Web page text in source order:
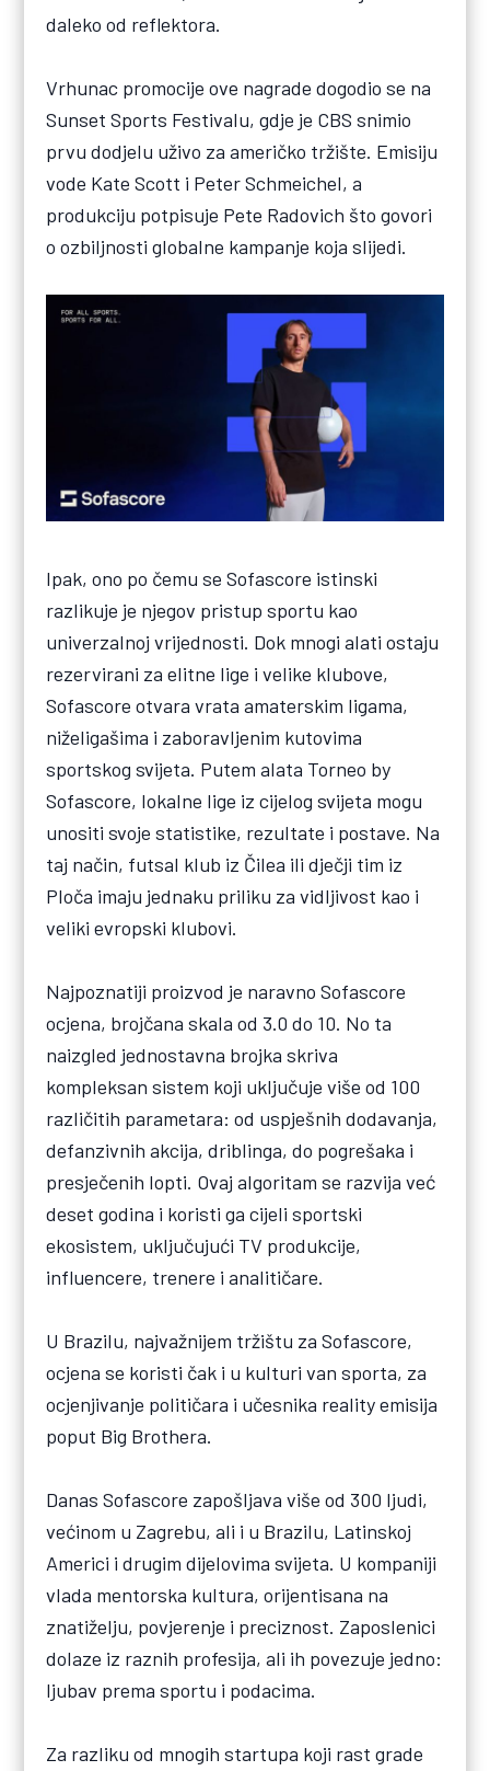
daleko od reflektora.
Vrhunac promocije ove nagrade dogodio se na
Sunset Sports Festivalu, gdje je CBS snimio
prvu dodjelu uživo za američko tržište. Emisiju
vode Kate Scott i Peter Schmeichel, a
produkciju potpisuje Pete Radovich što govori
o ozbiljnosti globalne kampanje koja slijedi.
Ipak, ono po čemu se Sofascore istinski
razlikuje je njegov pristup sportu kao
univerzalnoj vrijednosti. Dok mnogi alati ostaju
rezervirani za elitne lige i velike klubove,
Sofascore otvara vrata amaterskim ligama,
niželigašima i zaboravljenim kutovima
sportskog svijeta. Putem alata Torneo by
Sofascore, lokalne lige iz cijelog svijeta mogu
unositi svoje statistike, rezultate i postave. Na
taj način, futsal klub iz Čilea ili dječji tim iz
Ploča imaju jednaku priliku za vidljivost kao i
veliki evropski klubovi.
Najpoznatiji proizvod je naravno Sofascore
ocjena, brojčana skala od 3.0 do 10. No ta
naizgled jednostavna brojka skriva
kompleksan sistem koji uključuje više od 100
različitih parametara: od uspješnih dodavanja,
defanzivnih akcija, driblinga, do pogrešaka i
presječenih lopti. Ovaj algoritam se razvija već
deset godina i koristi ga cijeli sportski
ekosistem, uključujući TV produkcije,
influencere, trenere i analitičare.
U Brazilu, najvažnijem tržištu za Sofascore,
ocjena se koristi čak i u kulturi van sporta, za
ocjenjivanje političara i učesnika reality emisija
poput Big Brothera.
Danas Sofascore zapošljava više od 300 ljudi,
većinom u Zagrebu, ali i u Brazilu, Latinskoj
Americi i drugim dijelovima svijeta. U kompaniji
vlada mentorska kultura, orijentisana na
znatiželju, povjerenje i preciznost. Zaposlenici
dolaze iz raznih profesija, ali ih povezuje jedno:
ljubav prema sportu i podacima.
Za razliku od mnogih startupa koji rast grade